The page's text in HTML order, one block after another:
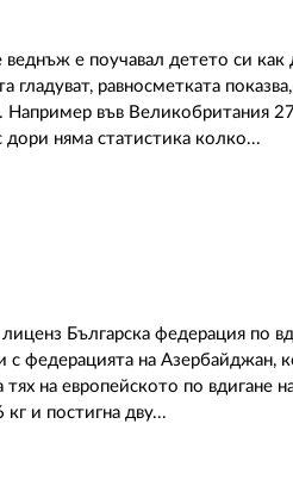
е поучавал детето си как
равносметката
Например във Великобритания
дори няма статистика колко...
Българска федерация по
федерацията на Азербайджан,
тях на европейското по вдигане
кг и постигна дву...